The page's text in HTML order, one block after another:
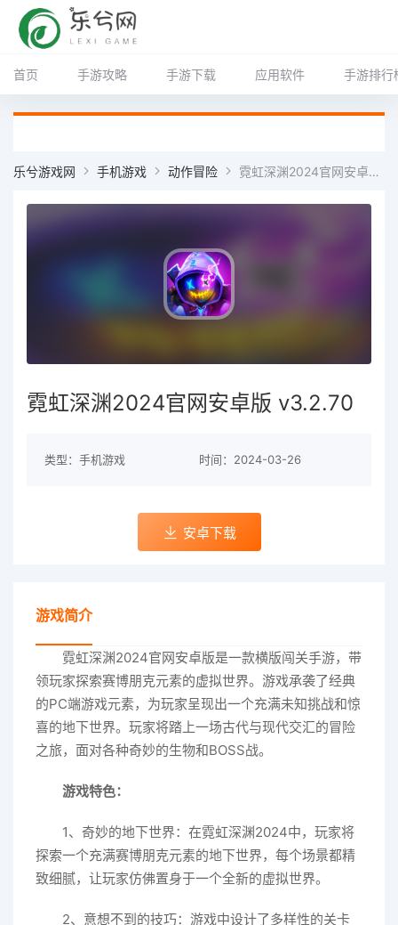
首页 手游攻略 手游下载 应用软件 手游排行
乐兮游戏网 手机游戏 动作冒险 霓虹深渊2024官网安卓版 v3.2.70
霓虹深渊2024官网安卓版 v3.2.70
类型：手机游戏 时间：2024-03-26
安卓下载
游戏简介
霓虹深渊2024官网安卓版是一款横版闯关手游，带
领玩家探索赛博朋克元素的虚拟世界。游戏承袭了经典
的PC端游戏元素，为玩家呈现出一个充满未知挑战和惊
喜的地下世界。玩家将踏上一场古代与现代交汇的冒险
之旅，面对各种奇妙的生物和BOSS战。
游戏特色：
1、奇妙的地下世界：在霓虹深渊2024中，玩家将
探索一个充满赛博朋克元素的地下世界，每个场景都精
致细腻，让玩家仿佛置身于一个全新的虚拟世界。
2、意想不到的技巧：游戏中设计了多样性的关卡